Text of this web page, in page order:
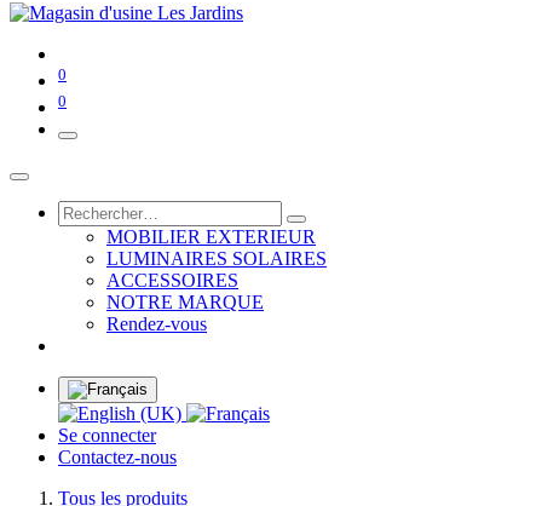
0
0
MOBILIER EXTERIEUR
LUMINAIRES SOLAIRES
ACCESSOIRES
NOTRE MARQUE
Rendez-vous
Se connecter
Contactez-nous
Tous les produits